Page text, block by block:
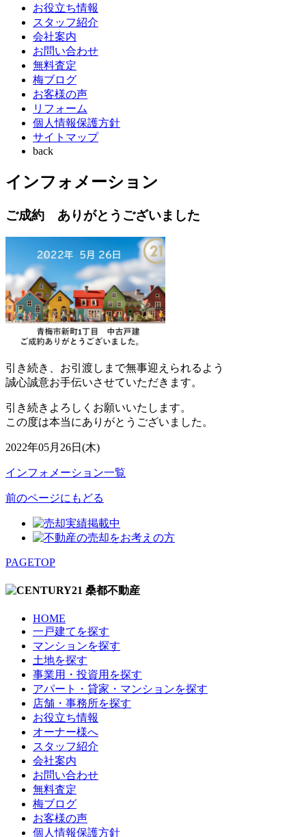
お役立ち情報
スタッフ紹介
会社案内
お問い合わせ
無料査定
梅ブログ
お客様の声
リフォーム
個人情報保護方針
サイトマップ
back
インフォメーション
ご成約 ありがとうございました
引き続き、お引渡しまで無事迎えられるよう
誠心誠意お手伝いさせていただきます。
引き続きよろしくお願いいたします。
この度は本当にありがとうございました。
2022年05月26日(木)
インフォメーション一覧
前のページにもどる
PAGETOP
HOME
一戸建てを探す
マンションを探す
土地を探す
事業用・投資用を探す
アパート・貸家・マンションを探す
店舗・事務所を探す
お役立ち情報
オーナー様へ
スタッフ紹介
会社案内
お問い合わせ
無料査定
梅ブログ
お客様の声
個人情報保護方針